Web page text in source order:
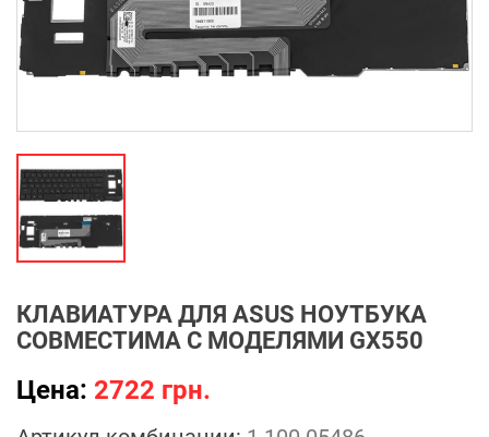
КЛАВИАТУРА ДЛЯ ASUS НОУТБУКА
СОВМЕСТИМА С МОДЕЛЯМИ GX550
Цена: 2722 грн.